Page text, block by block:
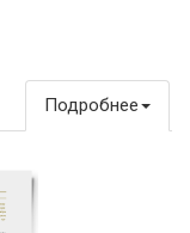
Подробнее